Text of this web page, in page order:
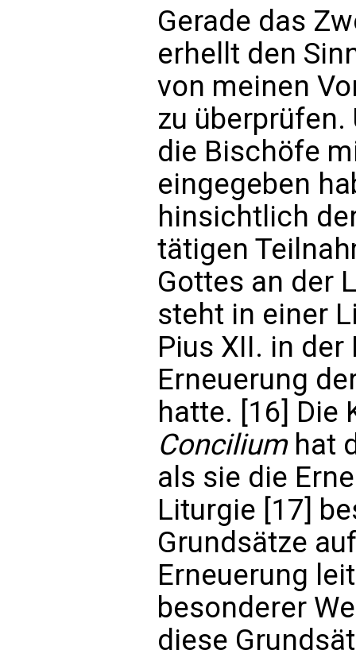
Gerade das
erhellt den
von meinen
zu
die Bischöfe
eingegeben
hinsichtlich
tätigen
Gottes an der
steht in einer
Pius XII. in
Erneuerung
hatte. [16]
Conciliumhat
als sie die
Liturgie [17]
Grundsätze
Erneuerung
besonderer
diese